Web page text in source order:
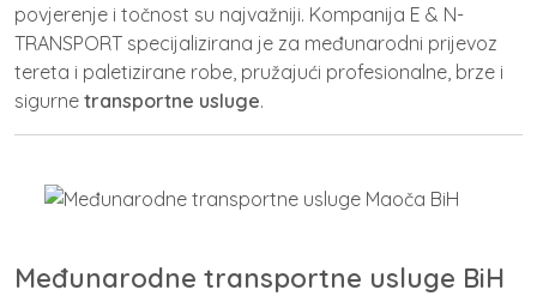
povjerenje i točnost su najvažniji. Kompanija E & N-
TRANSPORT specijalizirana je za međunarodni prijevoz
tereta i paletizirane robe, pružajući profesionalne, brze i
sigurne transportne usluge.
Međunarodne transportne usluge BiH